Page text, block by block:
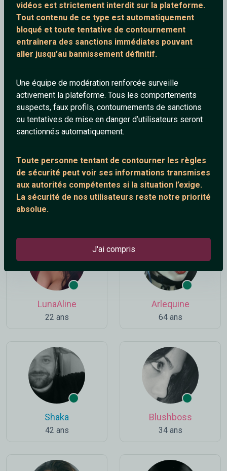
vidéos est strictement interdit sur la plateforme.
Tout contenu de ce type est automatiquement
bloqué et toute tentative de contournement
entraînera des sanctions immédiates pouvant
aller jusqu’au bannissement définitif.
Une équipe de modération renforcée surveille
activement la plateforme. Tous les comportements
suspects, faux profils, contournements de sanctions
ou tentatives de mise en danger d’utilisateurs seront
sanctionnés automatiquement.
Toute personne tentant de contourner les règles
de sécurité peut voir ses informations transmises
aux autorités compétentes si la situation l’exige.
La sécurité de nos utilisateurs reste notre priorité
absolue.
J'ai compris
Lurizen
34 ans
FreeWorld92
33 ans
laussean squaw77
LunaAline
22 ans
Arlequine
64 ans
Shaka
42 ans
Blushboss
34 ans